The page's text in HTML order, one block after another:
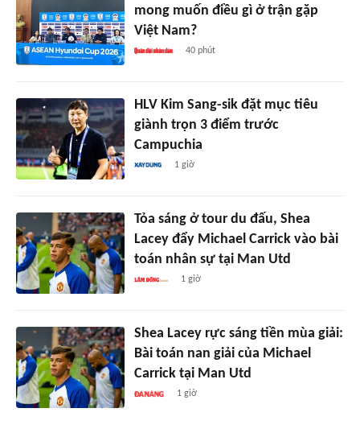
mong muốn điều gì ở trận gặp
Việt Nam?
40 phút
HLV Kim Sang-sik đặt mục tiêu
giành trọn 3 điểm trước
Campuchia
1 giờ
Tỏa sáng ở tour du đấu, Shea
Lacey đẩy Michael Carrick vào bài
toán nhân sự tại Man Utd
1 giờ
Shea Lacey rực sáng tiền mùa giải:
Bài toán nan giải của Michael
Carrick tại Man Utd
1 giờ